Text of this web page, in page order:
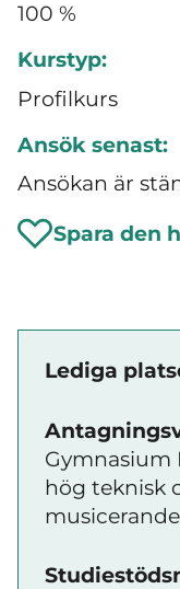
100 %
Kurstyp:
Profilkurs
Ansök senast:
Ansökan är
Spara den
Lediga
Gymnasium
hög teknisk